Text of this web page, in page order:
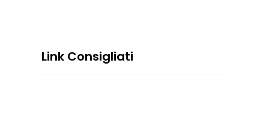
Link Consigliati